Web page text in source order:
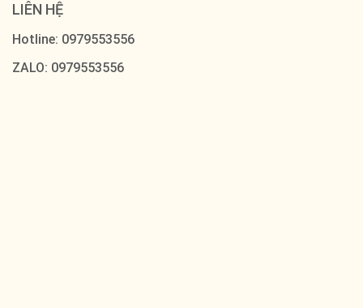
LIÊN HỆ
Hotline: 0979553556
ZALO: 0979553556